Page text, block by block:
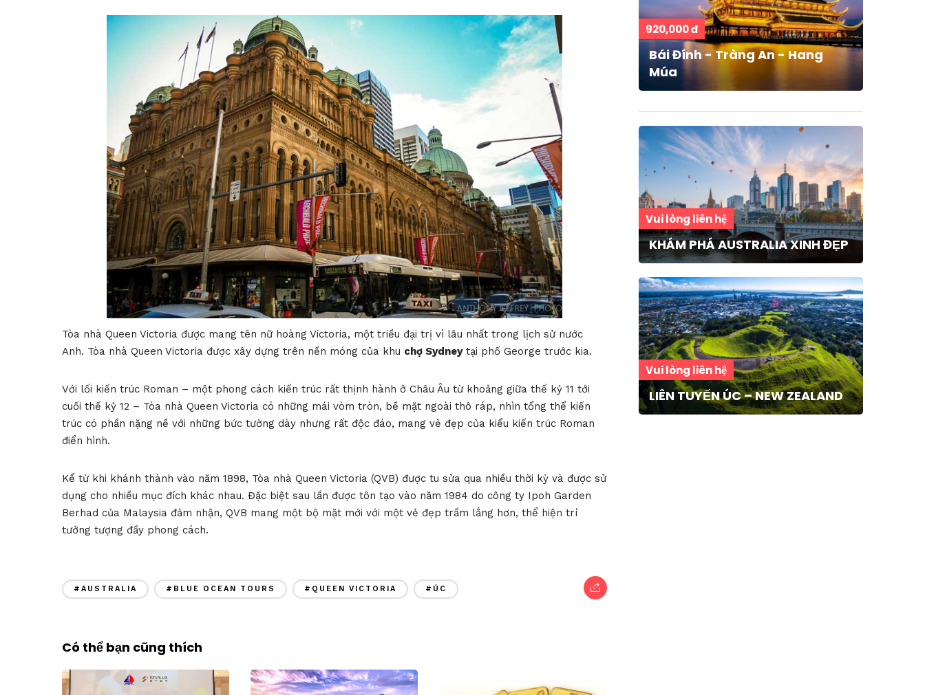
Tòa nhà Queen Victoria được mang tên nữ hoàng Victoria, một triều đại trị vì lâu nhất trong lịch sử nước
Anh. Tòa nhà Queen Victoria được xây dựng trên nền móng của khu chợ Sydneytại phố George trước kia.
Với lối kiến trúc Roman – một phong cách kiến trúc rất thịnh hành ở Châu Âu từ khoảng giữa thế kỷ 11 tới
cuối thế kỷ 12 – Tòa nhà Queen Victoria có những mái vòm tròn, bề mặt ngoài thô ráp, nhìn tổng thể kiến
trúc có phần nặng nề với những bức tường dày nhưng rất độc đáo, mang vẻ đẹp của kiểu kiến trúc Roman
điển hình.
Kể từ khi khánh thành vào năm 1898, Tòa nhà Queen Victoria (QVB) được tu sửa qua nhiều thời kỳ và được sử
dụng cho nhiều mục đích khác nhau. Đặc biệt sau lần được tôn tạo vào năm 1984 do công ty Ipoh Garden
Berhad của Malaysia đảm nhận, QVB mang một bộ mặt mới với một vẻ đẹp trầm lắng hơn, thể hiện trí
tưởng tượng đầy phong cách.
#AUSTRALIA #BLUE OCEAN TOURS #QUEEN VICTORIA #ÚC
Có thể bạn cũng thích
920,000 đ
Bái Đính - Tràng An - Hang
Múa
Vui lòng liên hệ
KHÁM PHÁ AUSTRALIA XINH ĐẸP
Vui lòng liên hệ
LIÊN TUYẾN ÚC – NEW ZEALAND